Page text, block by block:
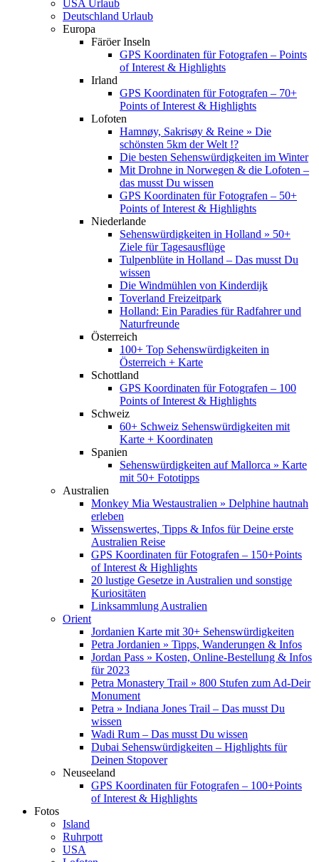
USA Urlaub
Deutschland Urlaub
Europa
Färöer Inseln
GPS Koordinaten für Fotografen – Points
of Interest & Highlights
Irland
GPS Koordinaten für Fotografen – 70+
Points of Interest & Highlights
Lofoten
Hamnøy, Sakrisøy & Reine » Die
schönsten 5km der Welt !?
Die besten Sehenswürdigkeiten im Winter
Mit Drohne in Norwegen & die Lofoten –
das musst Du wissen
GPS Koordinaten für Fotografen – 50+
Points of Interest & Highlights
Niederlande
Sehenswürdigkeiten in Holland » 50+
Ziele für Tagesausflüge
Tulpenblüte in Holland – Das musst Du
wissen
Die Windmühlen von Kinderdijk
Toverland Freizeitpark
Holland: Ein Paradies für Radfahrer und
Naturfreunde
Österreich
100+ Top Sehenswürdigkeiten in
Österreich + Karte
Schottland
GPS Koordinaten für Fotografen – 100
Points of Interest & Highlights
Schweiz
60+ Schweiz Sehenswürdigkeiten mit
Karte + Koordinaten
Spanien
Sehenswürdigkeiten auf Mallorca » Karte
mit 50+ Fototipps
Australien
Monkey Mia Westaustralien » Delphine hautnah
erleben
Wissenswertes, Tipps & Infos für Deine erste
Australien Reise
GPS Koordinaten für Fotografen – 150+Points
of Interest & Highlights
20 lustige Gesetze in Australien und sonstige
Kuriositäten
Linksammlung Australien
Orient
Jordanien Karte mit 30+ Sehenswürdigkeiten
Petra Jordanien » Tipps, Wanderungen & Infos
Jordan Pass » Kosten, Online-Bestellung & Infos
für 2023
Petra Monastery Trail » 800 Stufen zum Ad-Deir
Monument
Petra » Indiana Jones Trail – Das musst Du
wissen
Wadi Rum – Das musst Du wissen
Dubai Sehenswürdigkeiten – Highlights für
Deinen Stopover
Neuseeland
GPS Koordinaten für Fotografen – 100+Points
of Interest & Highlights
Fotos
Island
Ruhrpott
USA